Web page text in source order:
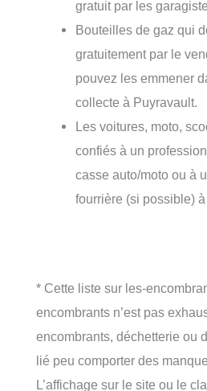
gratuit par les
Bouteilles de gaz qui
gratuitement par le
pouvez les emmener
collecte à Puyravault.
Les voitures, moto,
confiés à un
casse auto/moto ou à
fourrière (si possible)
* Cette liste sur les-
encombrants n’est pas
encombrants, déchetterie ou
lié peu comporter des
L’affichage sur le site ou le